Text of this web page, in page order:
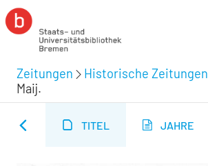
Zeitungen Historische Zeitungen
Maij.
TITEL JAHRE